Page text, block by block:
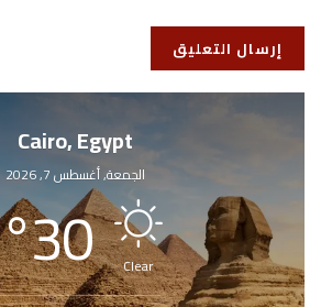
Cairo, Egypt
الجمعة, أغسطس 7, 2026
Clear
30
°